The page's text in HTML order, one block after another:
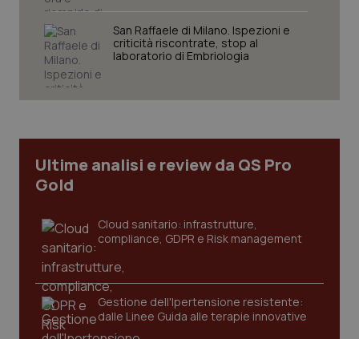
San Raffaele di Milano. Ispezioni e
criticità riscontrate, stop al
laboratorio di Embriologia
Ultime analisi e review da QS Pro
Gold
Cloud sanitario: infrastrutture,
compliance, GDPR e Risk management
Gestione dell'Ipertensione resistente:
dalle Linee Guida alle terapie innovative
CookieScriptConsent
tracking-sites-ironfish-
tracking-enable